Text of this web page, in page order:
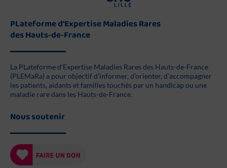
PLateforme d’Expertise Maladies Rares
des Hauts-de-France
La PLateforme d’Expertise Maladies Rares des Hauts-de-France
(PLEMaRa) a pour objectif d’informer, d’orienter, d’accompagner
les patients, aidants et familles touchés par un handicap ou une
maladie rare dans les Hauts-de-France.
Nous soutenir